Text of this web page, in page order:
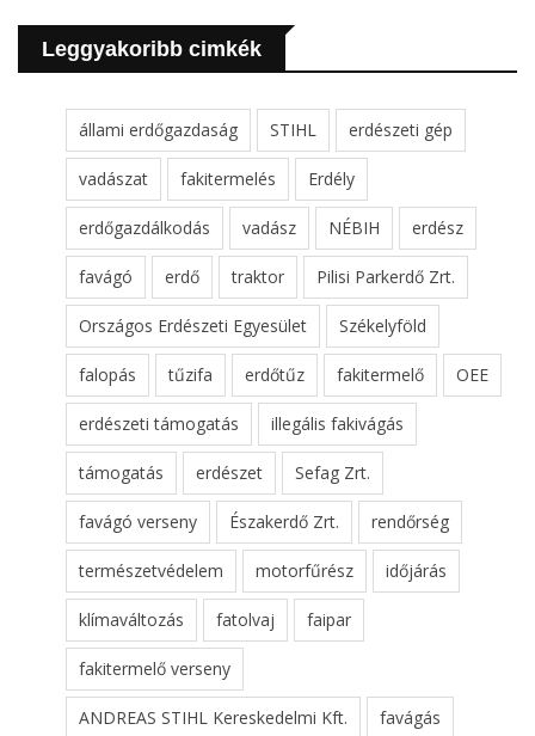
Leggyakoribb cimkék
állami erdőgazdaság STIHL erdészeti gép
vadászat fakitermelés Erdély
erdőgazdálkodás vadász NÉBIH erdész
favágó erdő traktor Pilisi Parkerdő Zrt.
Országos Erdészeti Egyesület Székelyföld
falopás tűzifa erdőtűz fakitermelő OEE
erdészeti támogatás illegális fakivágás
támogatás erdészet Sefag Zrt.
favágó verseny Északerdő Zrt. rendőrség
természetvédelem motorfűrész időjárás
klímaváltozás fatolvaj faipar
fakitermelő verseny
ANDREAS STIHL Kereskedelmi Kft. favágás